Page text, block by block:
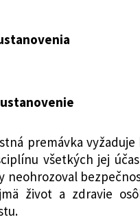
premávka
všetkých jej
neohrozoval
život a zdravie